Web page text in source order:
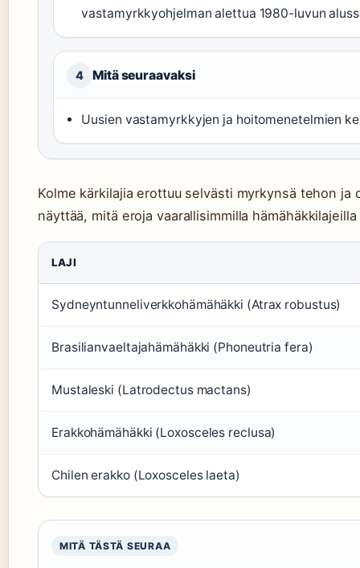
vastamyrkkyohjelman alettua 1980-luvun
4 Mitä seuraavaksi
Uusien vastamyrkkyjen ja hoitomenetelmien
Kolme kärkilajia erottuu selvästi myrkynsä tehon ja
näyttää, mitä eroja vaarallisimmilla
LAJI
Sydneyntunneliverkkohämähäkki (Atrax robustus)
Brasilianvaeltajahämähäkki (Phoneutria fera)
Mustaleski (Latrodectus mactans)
Erakkohämähäkki (Loxosceles reclusa)
Chilen erakko (Loxosceles laeta)
MITÄ TÄSTÄ SEURAA